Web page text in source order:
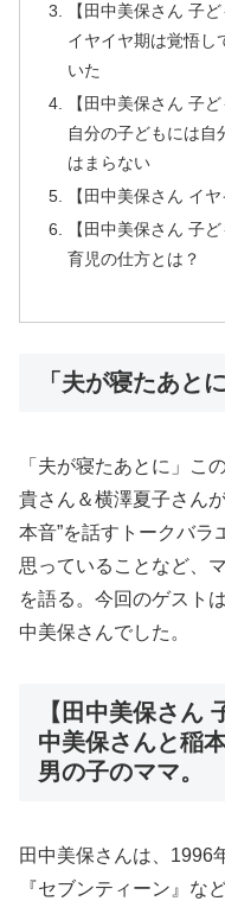
【田中美保さん 子
イヤイヤ期は覚悟し
いた
【田中美保さん 子
自分の子どもには自
はまらない
【田中美保さん イ
【田中美保さん 子
育児の仕方とは？
「夫が寝たあと
「夫が寝たあとに」こ
貴さん＆横澤夏子さん
本音”を話すトークバラ
思っていることなど、
を語る。今回のゲスト
中美保さんでした。
【田中美保さん
中美保さんと稲
男の子のママ。
田中美保さんは、1996
『セブンティーン』な